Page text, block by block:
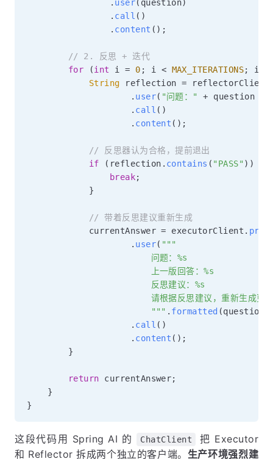
. user( question)
. call ( )
. content ( ) ;
// 2. 反思 + 迭代
for
(int i = 0 ; i < MAX_ITERATIONS; i
String reflection = reflectorClient
. user( "问题：" + question
. call ( )
. content ( ) ;
// 反思器认为合格，提前退出
if
( reflection . contains ( "PASS" ) )
break;
}
// 带着反思建议重新生成
            currentAnswer
= executorClient .
. user( """
                        问题：%s
                        上一版回答：%s
                        反思建议：%s
请根据反思建议，重新生成更
                        """
. formatted (question
. call ( )
. content ( ) ;
}
return currentAnswer;
}
}
这段代码用 Spring AI 的 ChatClient
把 Executor
和 Reflector 拆成两个独立的客户端。 生产环境强烈建